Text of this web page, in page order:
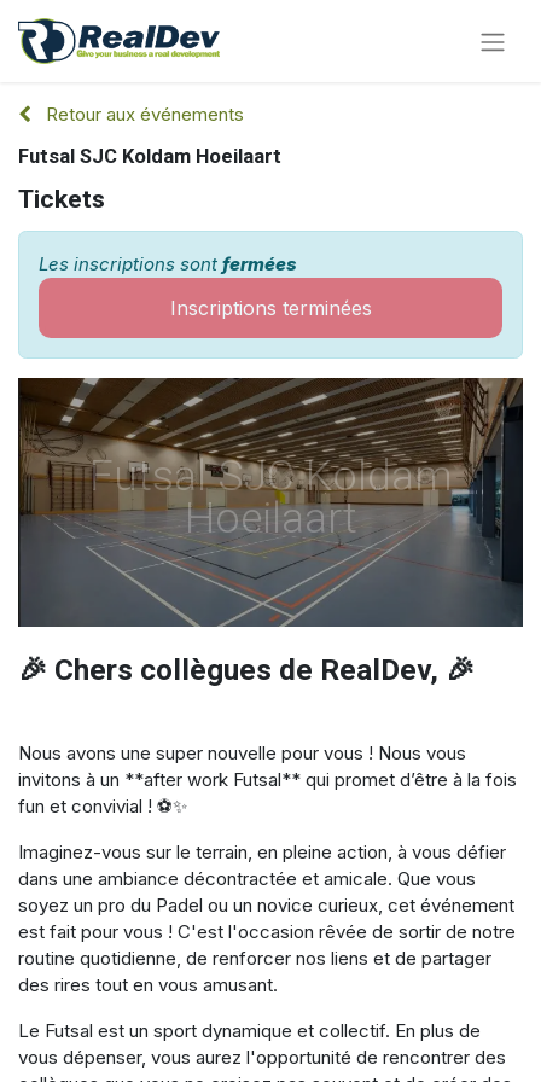
Retour aux événements
Futsal SJC Koldam Hoeilaart
Tickets
Les inscriptions sont fermées
Inscriptions terminées
Futsal SJC Koldam
Hoeilaart
🎉 Chers collègues de RealDev, 🎉
Nous avons une super nouvelle pour vous ! Nous vous
invitons à un **after work Futsal** qui promet d’être à la fois
fun et convivial ! ⚽✨
Imaginez-vous sur le terrain, en pleine action, à vous défier
dans une ambiance décontractée et amicale. Que vous
soyez un pro du Padel ou un novice curieux, cet événement
est fait pour vous ! C'est l'occasion rêvée de sortir de notre
routine quotidienne, de renforcer nos liens et de partager
des rires tout en vous amusant.
Le Futsal est un sport dynamique et collectif. En plus de
vous dépenser, vous aurez l'opportunité de rencontrer des